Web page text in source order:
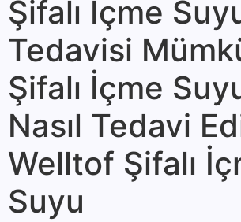
Şifalı İçme
Tedavisi
Şifalı İçme
Nasıl Tedavi
Welltof Şifalı
Suyu